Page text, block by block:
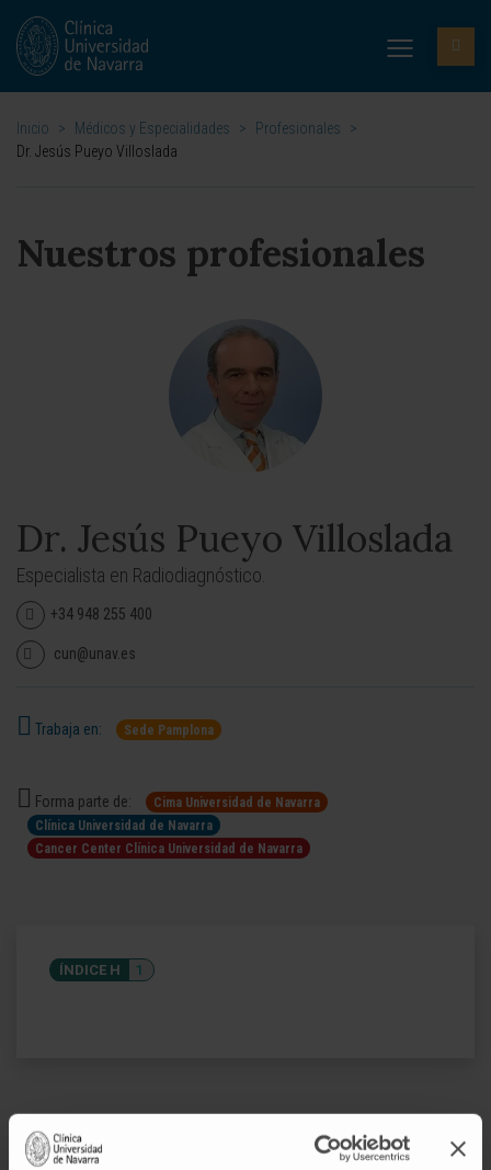
Inicio > Médicos y Especialidades > Profesionales
>
Dr. Jesús Pueyo Villoslada
Nuestros profesionales
Dr. Jesús Pueyo Villoslada
Especialista en Radiodiagnóstico.
+34 948 255 400
cun@unav.es
Trabaja en: Sede Pamplona
Forma parte de:
Cima Universidad de Navarra
Clínica Universidad de Navarra
Cancer Center Clínica Universidad de Navarra
ÍNDICE H 1